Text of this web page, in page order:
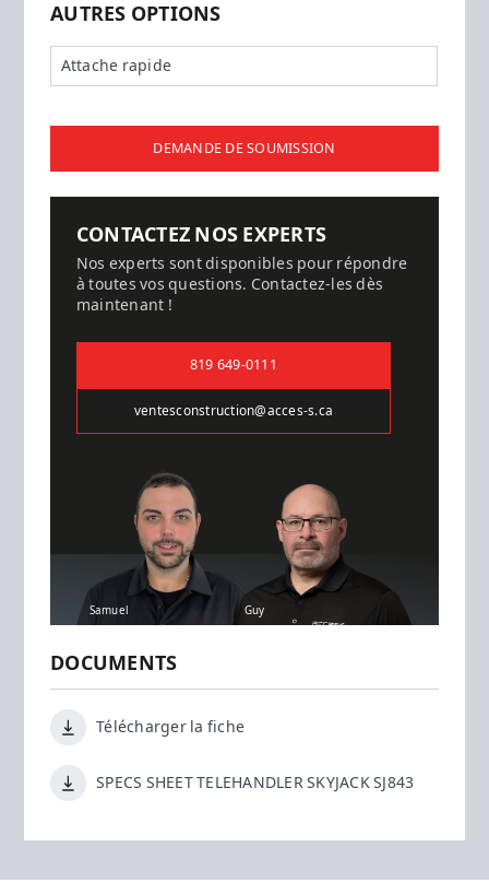
AUTRES OPTIONS
Attache rapide
DEMANDE DE SOUMISSION
CONTACTEZ NOS EXPERTS
Nos experts sont disponibles pour répondre
à toutes vos questions. Contactez-les dès
maintenant !
819 649-0111
ventesconstruction@acces-s.ca
Samuel Guy
DOCUMENTS
Télécharger la fiche
SPECS SHEET TELEHANDLER SKYJACK SJ843